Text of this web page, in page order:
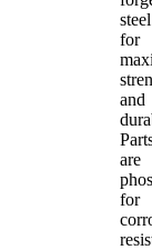
steel
for
and
are
for